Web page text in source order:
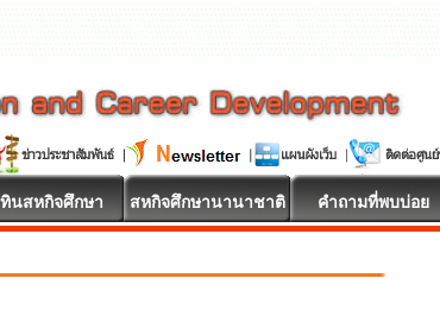
นสหกิจศึกษา สหกิจศึกษานานาชาติ คำถามที่พบบ่อย